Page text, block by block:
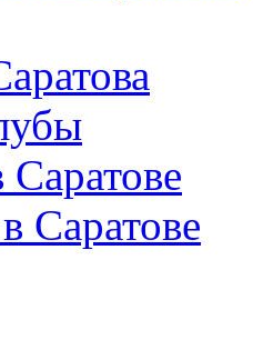
Саратове